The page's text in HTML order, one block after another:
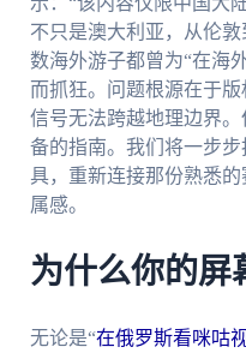
不只是澳大利亚，从伦
数海外游子都曾为“在海
而抓狂。问题根源在于
信号无法跨越地理边界
备的指南。我们将一步
具，重新连接那份熟悉
属感。
为什么你的屏
无论是“在俄罗斯看咪咕